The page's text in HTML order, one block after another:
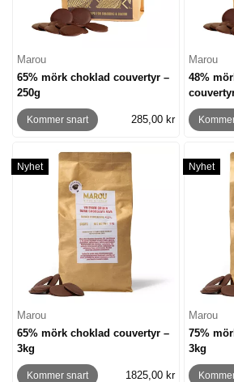
Marou
65% mörk choklad couvertyr –
250g
Kommer snart 285,00 kr
Marou
48%
Nyhet
Marou
65% mörk choklad couvertyr –
3kg
Kommer snart 1825,00 kr
Nyhet
Marou
75%
3kg